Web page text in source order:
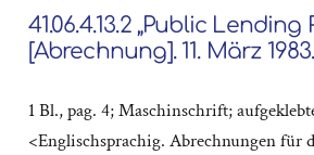
41.06.4.13.2 „Public Lending
[Abrechnung]. 11. März 1983.
1 Bl., pag. 4; Maschinschrift;
<Englischsprachig. Abrechnungen für